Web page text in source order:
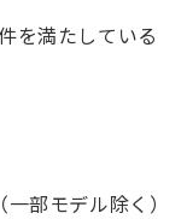
を満たしている
部モデル除く）